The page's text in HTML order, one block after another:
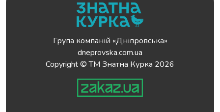
Група компаній «Дніпровська»
dneprovska.com.ua
Copyright © ТМ Знатна Курка 2026